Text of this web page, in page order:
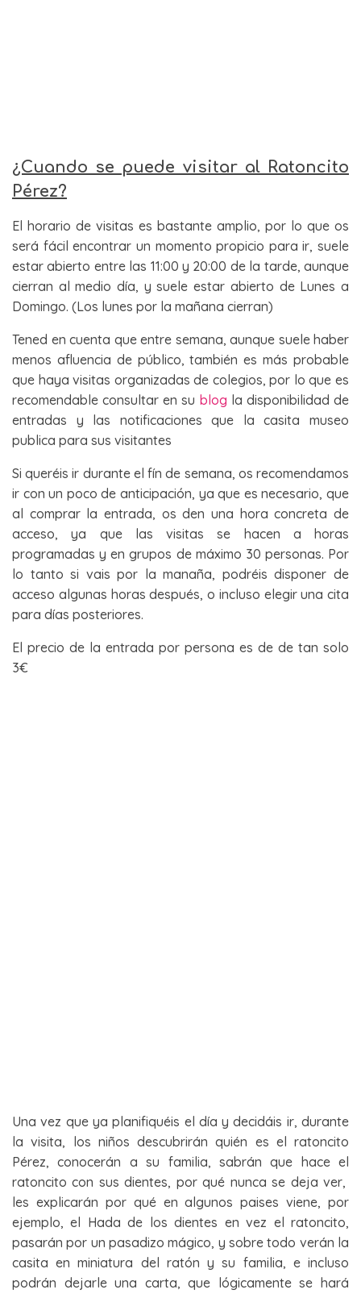
¿Cuando se puede visitar al Ratoncito
Pérez?
El horario de visitas es bastante amplio, por lo que os
será fácil encontrar un momento propicio para ir, suele
estar abierto entre las 11:00 y 20:00 de la tarde, aunque
cierran al medio día, y suele estar abierto de Lunes a
Domingo. (Los lunes por la mañana cierran)
Tened en cuenta que entre semana, aunque suele haber
menos afluencia de público, también es más probable
que haya visitas organizadas de colegios, por lo que es
recomendable consultar en su blog la disponibilidad de
entradas y las notificaciones que la casita museo
publica para sus visitantes
Si queréis ir durante el fín de semana, os recomendamos
ir con un poco de anticipación, ya que es necesario, que
al comprar la entrada, os den una hora concreta de
acceso, ya que las visitas se hacen a horas
programadas y en grupos de máximo 30 personas. Por
lo tanto si vais por la manaña, podréis disponer de
acceso algunas horas después, o incluso elegir una cita
para días posteriores.
El precio de la entrada por persona es de de tan solo
3€
Una vez que ya planifiquéis el día y decidáis ir, durante
la visita, los niños descubrirán quién es el ratoncito
Pérez, conocerán a su familia, sabrán que hace el
ratoncito con sus dientes, por qué nunca se deja ver,
les explicarán por qué en algunos paises viene, por
ejemplo, el Hada de los dientes en vez el ratoncito,
pasarán por un pasadizo mágico, y sobre todo verán la
casita en miniatura del ratón y su familia, e incluso
podrán dejarle una carta, que lógicamente se hará